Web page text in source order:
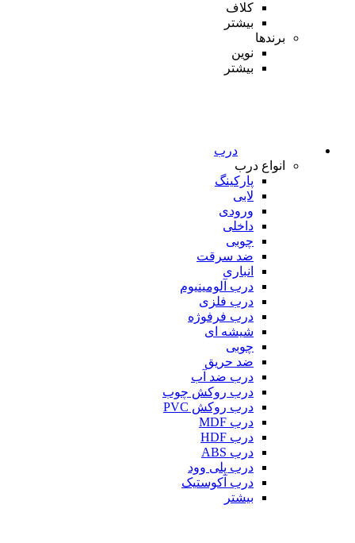
کلاف
بیشتر
برندها
نوین
بیشتر
درب
انواع درب
پارکینگ
لابی
ورودی
داخلی
چوبی
ضد سرقت
انباری
درب آلومینیوم
درب فلزی
درب فرفوژه
شیشه ای
چوبی
ضد حریق
درب ضد آب
درب روکش چوب
درب روکش PVC
درب MDF
درب HDF
درب ABS
درب پلی وود
درب آکوستیک
بیشتر